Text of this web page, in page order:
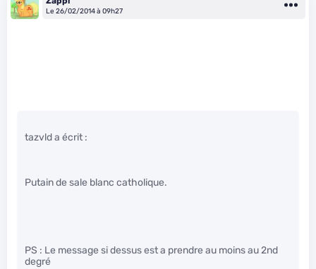
Le 26/02/2014 à 09h27
tazvld a écrit :
Putain de sale blanc catholique.
PS : Le message si dessus est a prendre au moins au 2nd
degré